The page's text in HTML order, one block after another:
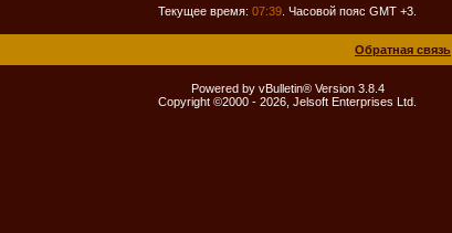
Текущее время: 07:39 . Часовой пояс GMT +3.
Обратная связь
Powered by vBulletin® Version 3.8.4
Copyright ©2000 - 2026, Jelsoft Enterprises Ltd.